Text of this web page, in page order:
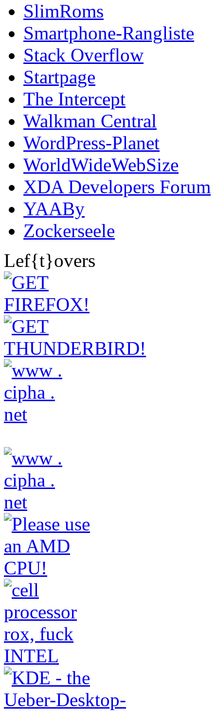
SlimRoms
Smartphone-Rangliste
Stack Overflow
Startpage
The Intercept
Walkman Central
WordPress-Planet
WorldWideWebSize
XDA Developers Forum
YAABy
Zockerseele
Lef{t}overs